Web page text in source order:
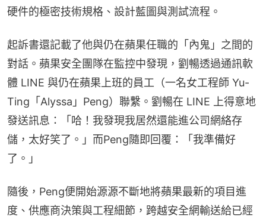
硬件的極密技術規格、設計藍圖與測試流程。
起訴書還記載了他與仍在蘋果任職的「內鬼」之間的
對話。蘋果安全團隊在監控中發現，劉暢透過通訊軟
體 LINE 與仍在蘋果上班的員工（一名女工程師 Yu-
Ting「Alyssa」Peng）聯繫。劉暢在 LINE 上得意地
發送訊息：「哈！我發現我居然還能進公司網絡存
儲，太好笑了。」而Peng隨即回覆：「我準備好
了。」
隨後，Peng便開始源源不斷地將蘋果最新的項目進
度、供應商決策與工程細節，跨越安全網輸送給已經